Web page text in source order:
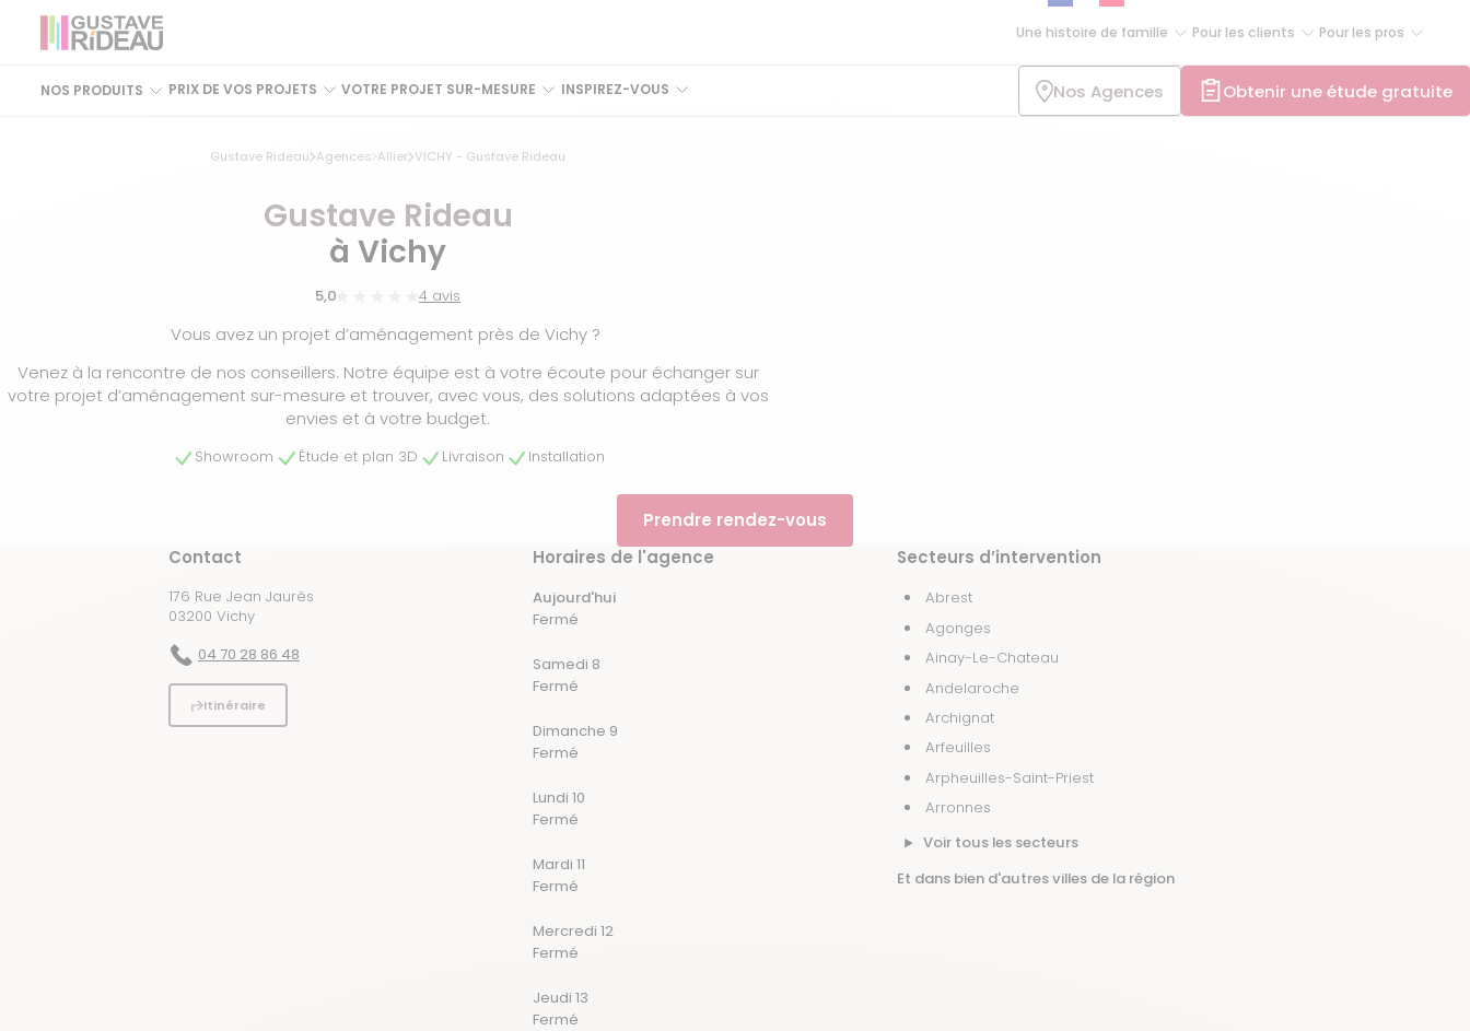
Une histoire de famille Pour les clients Pour les pros
NOS PRODUITS PRIX DE VOS PROJETS VOTRE PROJET SUR-MESURE INSPIREZ-VOUS Nos Agences Obtenir une étude gratuite
Gustave Rideau Agences Allier VICHY - Gustave Rideau
Gustave Rideau
à Vichy
5,0 4 avis
Vous avez un projet d’aménagement près de Vichy ?
Venez à la rencontre de nos conseillers. Notre équipe est à votre écoute pour échanger sur
votre projet d’aménagement sur-mesure et trouver, avec vous, des solutions adaptées à vos
envies et à votre budget.
Showroom Étude et plan 3D Livraison Installation
Prendre rendez-vous
Contact
176 Rue Jean Jaurès
03200 Vichy
04 70 28 86 48
Itinéraire
Horaires de l'agence
Aujourd'hui
Fermé
Samedi 8
Fermé
Dimanche 9
Fermé
Lundi 10
Fermé
Mardi 11
Fermé
Mercredi 12
Fermé
Jeudi 13
Fermé
Secteurs d’intervention
Abrest
Agonges
Ainay-Le-Chateau
Andelaroche
Archignat
Arfeuilles
Arpheuilles-Saint-Priest
Arronnes
Voir tous les secteurs
Et dans bien d'autres villes de la région